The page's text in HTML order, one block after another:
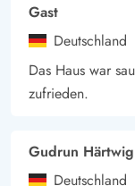
Gast
Deutschland
Das Haus war
zufrieden.
Gudrun Härtwig
Deutschland